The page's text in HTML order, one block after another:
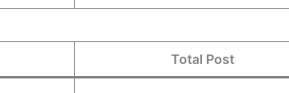
Total Post